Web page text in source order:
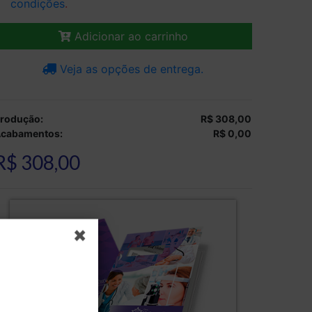
condições.
Adicionar ao carrinho
Veja as opções de entrega.
R$ 308,00
R$ 0,00
308,00